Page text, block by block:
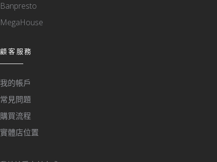
Banpresto
MegaHouse
顧客服務
我的帳戶
常見問題
購買流程
實體店位置